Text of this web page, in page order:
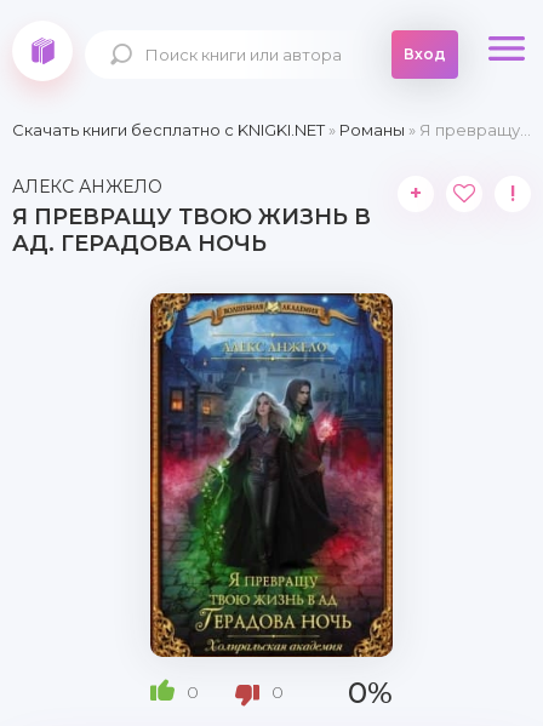
Вход
Скачать книги бесплатно c KNIGKI.NET» Романы » Я превращу твою жизнь в ад. Герадова ночь
АЛЕКС АНЖЕЛО
Я ПРЕВРАЩУ ТВОЮ ЖИЗНЬ В
АД. ГЕРАДОВА НОЧЬ
+ !
0 0 0%